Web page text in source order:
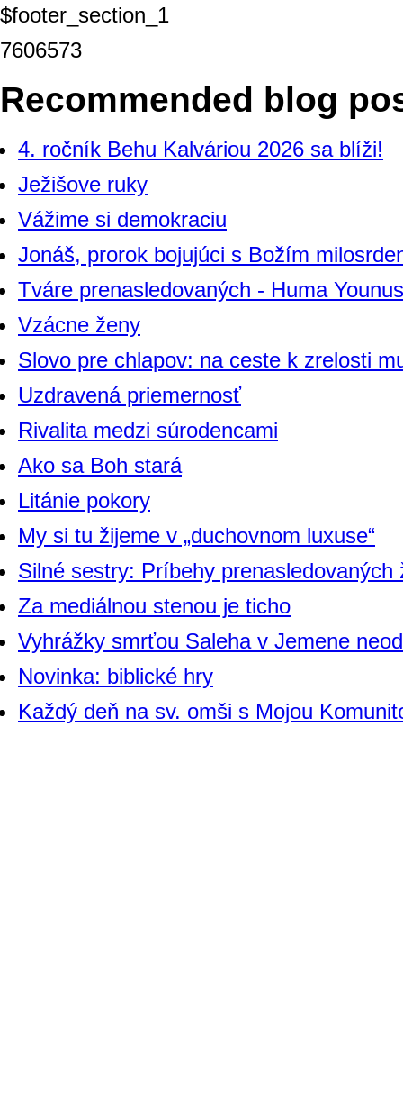
$footer_section_1
7606573
Recommended blog
4. ročník Behu Kalváriou 2026 sa blíži!
Ježišove ruky
Vážime si demokraciu
Jonáš, prorok bojujúci s Božím
Tváre prenasledovaných - Huma Younus
Vzácne ženy
Slovo pre chlapov: na ceste k zrelosti
Uzdravená priemernosť
Rivalita medzi súrodencami
Ako sa Boh stará
Litánie pokory
My si tu žijeme v „duchovnom luxuse“
Silné sestry: Príbehy
Za mediálnou stenou je ticho
Vyhrážky smrťou Saleha v Jemene
Novinka: biblické hry
Každý deň na sv. omši s Mojou